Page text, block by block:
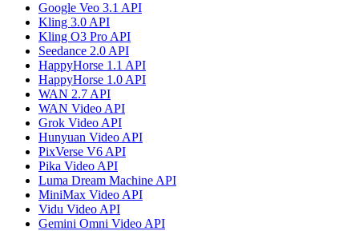
Google Veo 3.1 API
Kling 3.0 API
Kling O3 Pro API
Seedance 2.0 API
HappyHorse 1.1 API
HappyHorse 1.0 API
WAN 2.7 API
WAN Video API
Grok Video API
Hunyuan Video API
PixVerse V6 API
Pika Video API
Luma Dream Machine API
MiniMax Video API
Vidu Video API
Gemini Omni Video API